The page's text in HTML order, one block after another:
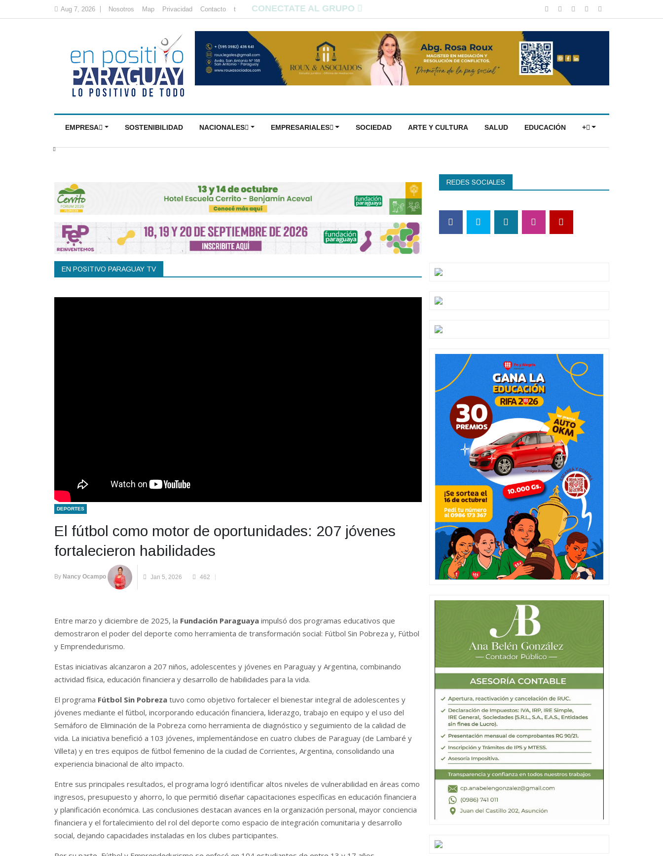
Aug 7, 2026 Nosotros Map Privacidad Contacto t CONECTATE AL GRUPO
EMPRESA SOSTENIBILIDAD NACIONALES EMPRESARIALES SOCIEDAD ARTE Y CULTURA SALUD EDUCACIÓN +
EN POSITIVO PARAGUAY TV
DEPORTES
El fútbol como motor de oportunidades: 207 jóvenes
fortalecieron habilidades
By Nancy Ocampo Jan 5, 2026 462
Entre marzo y diciembre de 2025, la Fundación Paraguayaimpulsó dos programas educativos que
demostraron el poder del deporte como herramienta de transformación social: Fútbol Sin Pobreza y, Fútbol
y Emprendedurismo.
Estas iniciativas alcanzaron a 207 niños, adolescentes y jóvenes en Paraguay y Argentina, combinando
actividad física, educación financiera y desarrollo de habilidades para la vida.
El programa Fútbol Sin Pobrezatuvo como objetivo fortalecer el bienestar integral de adolescentes y
jóvenes mediante el fútbol, ​​incorporando educación financiera, liderazgo, trabajo en equipo y el uso del
Semáforo de Eliminación de la Pobreza como herramienta de diagnóstico y seguimiento de la calidad de
vida. La iniciativa benefició a 103 jóvenes, implementándose en cuatro clubes de Paraguay (de Lambaré y
Villeta) y en tres equipos de fútbol femenino de la ciudad de Corrientes, Argentina, consolidando una
experiencia binacional de alto impacto.
Entre sus principales resultados, el programa logró identificar altos niveles de vulnerabilidad en áreas como
ingresos, presupuesto y ahorro, lo que permitió diseñar capacitaciones específicas en educación financiera
y planificación económica. Las conclusiones destacan avances en la organización personal, mayor conciencia
financiera y el fortalecimiento del rol del deporte como espacio de integración comunitaria y desarrollo
social, dejando capacidades instaladas en los clubes participantes.
REDES SOCIALES